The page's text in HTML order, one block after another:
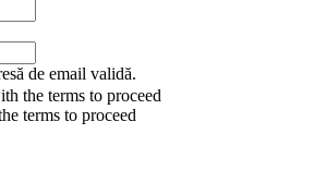
de email validă.
the terms to proceed
terms to proceed